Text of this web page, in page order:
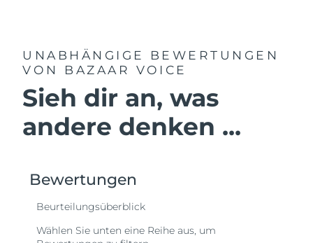
UNABHÄNGIGE BEWERTUNGEN
VON BAZAAR VOICE
Sieh dir an, was
andere denken ...